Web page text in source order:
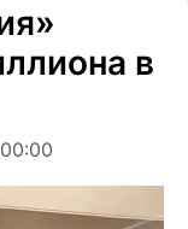
в